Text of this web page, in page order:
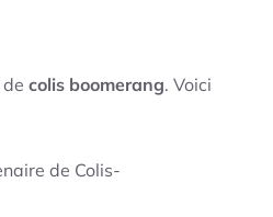
colis boomerang. Voici
de Colis-